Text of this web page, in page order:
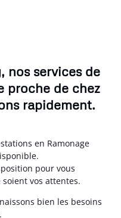
nos services de
proche de chez
rapidement.
en Ramonage
pour vous
vos attentes.
bien les besoins